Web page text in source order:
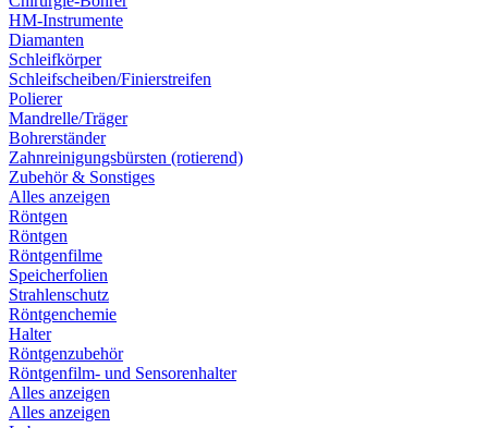
HM-Instrumente
Diamanten
Schleifkörper
Schleifscheiben/Finierstreifen
Polierer
Mandrelle/Träger
Bohrerständer
Zahnreinigungsbürsten (rotierend)
Zubehör & Sonstiges
Alles anzeigen
Röntgen
Röntgen
Röntgenfilme
Speicherfolien
Strahlenschutz
Röntgenchemie
Halter
Röntgenzubehör
Röntgenfilm- und Sensorenhalter
Alles anzeigen
Alles anzeigen